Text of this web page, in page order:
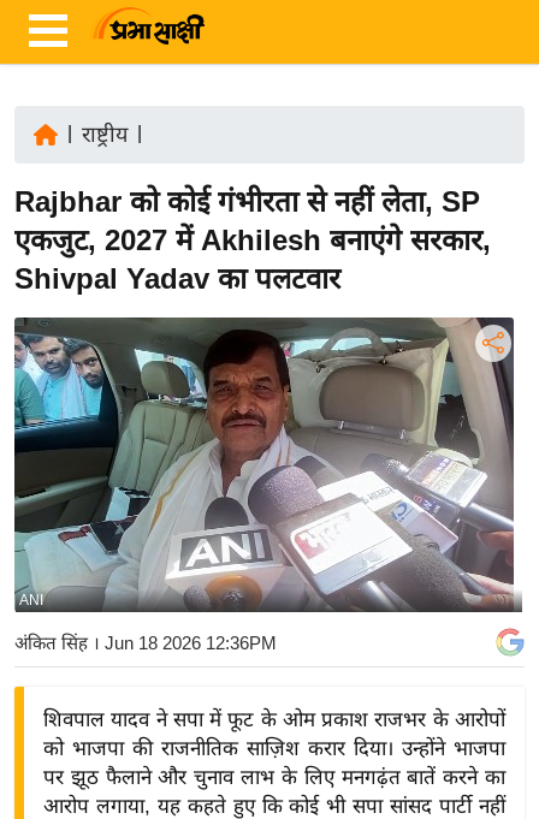
ज़ा
ख
ब
र
रा
ष्ट्री
य
अं
र्रा
ष्ट्री
य
बि
ज़
ने
द्यो
राष्ट्रीय|
Rajbhar को कोई गंभीरता से नहीं लेता, SP
एकजुट, 2027 में Akhilesh बनाएंगे सरकार,
Shivpal Yadav का पलटवार
ANI
अंकित सिंह। Jun 18 2026 12:36PM
शिवपाल यादव ने सपा में फूट के ओम प्रकाश राजभर के आरोपों
को भाजपा की राजनीतिक साज़िश करार दिया। उन्होंने भाजपा
पर झूठ फैलाने और चुनाव लाभ के लिए मनगढ़ंत बातें करने का
आरोप लगाया, यह कहते हुए कि कोई भी सपा सांसद पार्टी नहीं